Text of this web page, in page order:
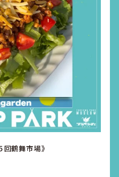
回鶴舞市場》